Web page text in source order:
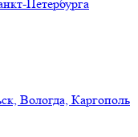
Петербурга
Вологда, Каргополь